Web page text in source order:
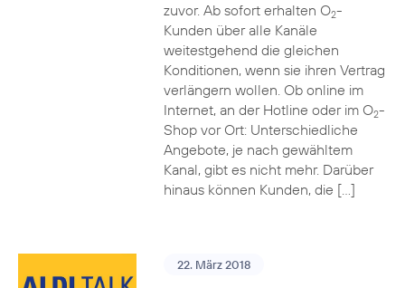
zuvor. Ab sofort erhalten O2-
Kunden über alle Kanäle
weitestgehend die gleichen
Konditionen, wenn sie ihren Vertrag
verlängern wollen. Ob online im
Internet, an der Hotline oder im O2-
Shop vor Ort: Unterschiedliche
Angebote, je nach gewähltem
Kanal, gibt es nicht mehr. Darüber
hinaus können Kunden, die […]
22. März 2018